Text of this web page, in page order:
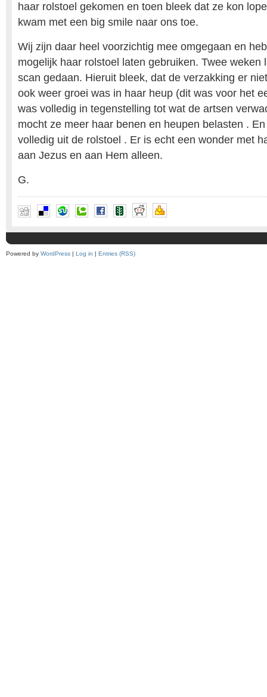
haar rolstoel gekomen en toen bleek dat ze kon
kwam met een big smile naar ons toe.
Wij zijn daar heel voorzichtig mee omgegaan en
mogelijk haar rolstoel laten gebruiken. Twee weken
scan gedaan. Hieruit bleek, dat de verzakking er
ook weer groei was in haar heup (dit was voor het
was volledig in tegenstelling tot wat de artsen
mocht ze meer haar benen en heupen belasten .
volledig uit de rolstoel . Er is echt een wonder met
aan Jezus en aan Hem alleen.
G.
Powered by WordPress | Log in | Entries (RSS)